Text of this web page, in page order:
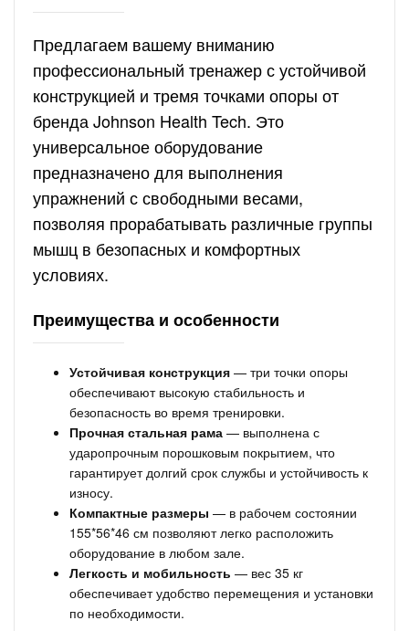
Предлагаем вашему вниманию
профессиональный тренажер с устойчивой
конструкцией и тремя точками опоры от
бренда Johnson Health Tech. Это
универсальное оборудование
предназначено для выполнения
упражнений с свободными весами,
позволяя прорабатывать различные группы
мышц в безопасных и комфортных
условиях.
Преимущества и особенности
Устойчивая конструкция — три точки опоры
обеспечивают высокую стабильность и
безопасность во время тренировки.
Прочная стальная рама — выполнена с
ударопрочным порошковым покрытием, что
гарантирует долгий срок службы и устойчивость к
износу.
Компактные размеры — в рабочем состоянии
155*56*46 см позволяют легко расположить
оборудование в любом зале.
Легкость и мобильность — вес 35 кг
обеспечивает удобство перемещения и установки
по необходимости.